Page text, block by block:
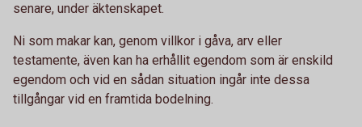
senare, under äktenskapet.
Ni som makar kan, genom villkor i gåva, arv eller
testamente, även kan ha erhållit egendom som är enskild
egendom och vid en sådan situation ingår inte dessa
tillgångar vid en framtida bodelning.